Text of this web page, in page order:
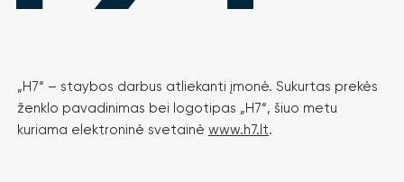
„H7“ – staybos darbus atliekanti įmonė. Sukurtas prekės
ženklo pavadinimas bei logotipas „H7“, šiuo metu
kuriama elektroninė svetainė www.h7.lt.